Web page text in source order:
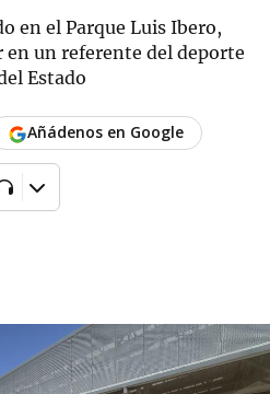
en el Parque Luis Ibero,
un referente del deporte
Estado
Añádenos en Google